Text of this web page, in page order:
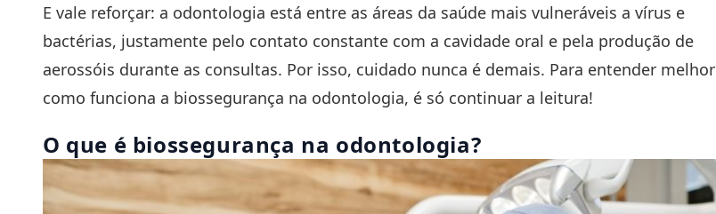
E vale reforçar: a odontologia está entre as áreas da saúde mais vulneráveis a vírus e
bactérias, justamente pelo contato constante com a cavidade oral e pela produção de
aerossóis durante as consultas. Por isso, cuidado nunca é demais. Para entender melhor
como funciona a biossegurança na odontologia, é só continuar a leitura!
O que é biossegurança na odontologia?